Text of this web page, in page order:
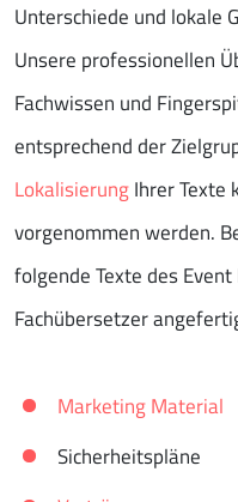
Unterschiede und lokale
Unsere professionellen
Fachwissen und
entsprechend der
LokalisierungIhrer Texte
vorgenommen werden.
folgende Texte des
Fachübersetzer
Marketing Material
Sicherheitspläne